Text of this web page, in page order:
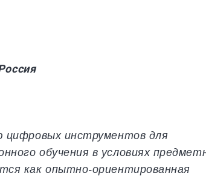
цифровых инструментов для
обучения в условиях
как опытно-ориентированная